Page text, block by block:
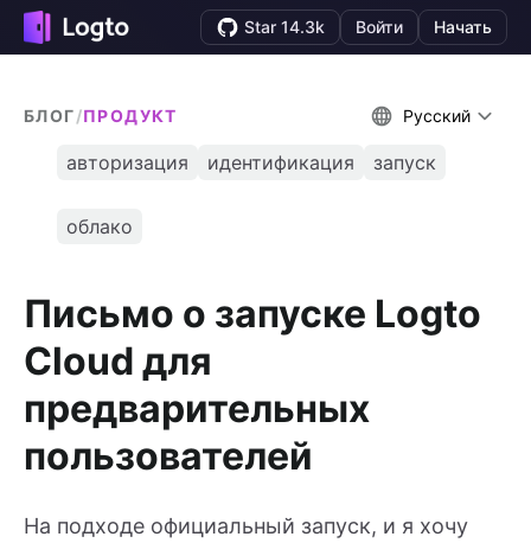
Star 14.3k Войти Начать
БЛОГ/ПРОДУКТ Русский
авторизация идентификация запуск
облако
Письмо о запуске Logto
Cloud для
предварительных
пользователей
На подходе официальный запуск, и я хочу